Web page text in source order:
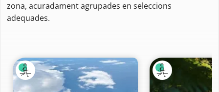
zona, acuradament agrupades en seleccions
adequades.